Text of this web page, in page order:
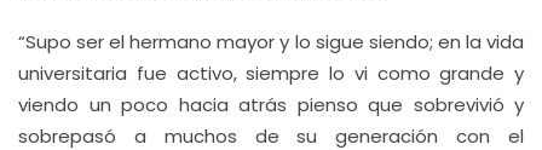
“Supo ser el hermano mayor y lo sigue siendo; en la vida
universitaria fue activo, siempre lo vi como grande y
viendo un poco hacia atrás pienso que sobrevivió y
sobrepasó a muchos de su generación con el